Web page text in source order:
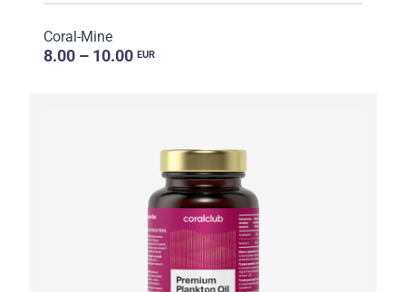
Coral-Mine
8.00 – 10.00 EUR